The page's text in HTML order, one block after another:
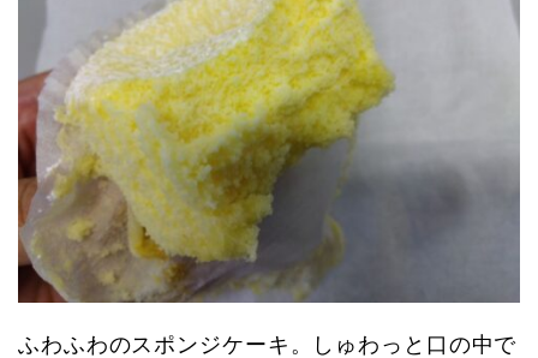
ふわふわのスポンジケーキ。しゅわっと口の中で